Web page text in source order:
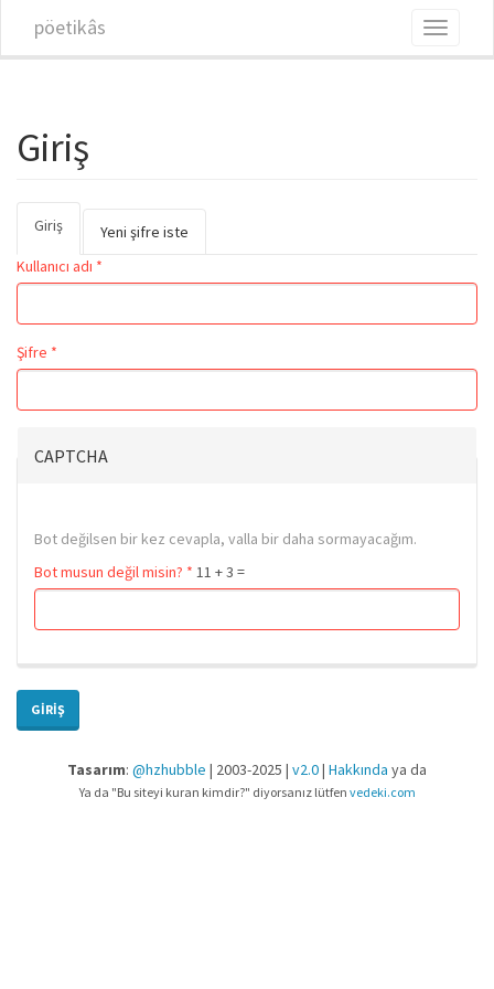
pöetikâs
Toggle
Giriş
Birincil sekmeler
Giriş
Yeni şifre iste
Kullanıcı adı *
Şifre *
CAPTCHA
Bot değilsen bir kez cevapla, valla bir daha sormayacağım.
Bot musun değil misin? * 11 + 3 =
GIRIŞ
Tasarım: @hzhubble | 2003-2025 | v2.0| Hakkında ya da
Ya da "Bu siteyi kuran kimdir?" diyorsanız lütfen vedeki.com